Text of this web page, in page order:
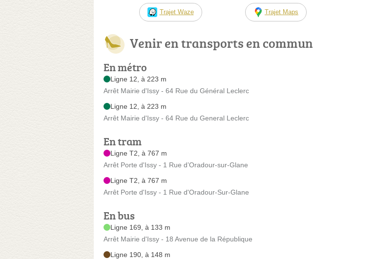
Trajet Waze Trajet Maps
Venir en transports en commun
En métro
Ligne 12, à 223 m
Arrêt Mairie d'Issy - 64 Rue du Général Leclerc
Ligne 12, à 223 m
Arrêt Mairie d'Issy - 64 Rue du General Leclerc
En tram
Ligne T2, à 767 m
Arrêt Porte d'Issy - 1 Rue d’Oradour-sur-Glane
Ligne T2, à 767 m
Arrêt Porte d'Issy - 1 Rue d'Oradour-Sur-Glane
En bus
Ligne 169, à 133 m
Arrêt Mairie d'Issy - 18 Avenue de la République
Ligne 190, à 148 m